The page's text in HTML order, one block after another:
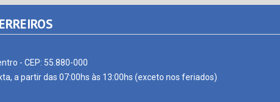
- CEP: 55.880-000
a partir das 07:00hs às 13:00hs (exceto nos feriados)